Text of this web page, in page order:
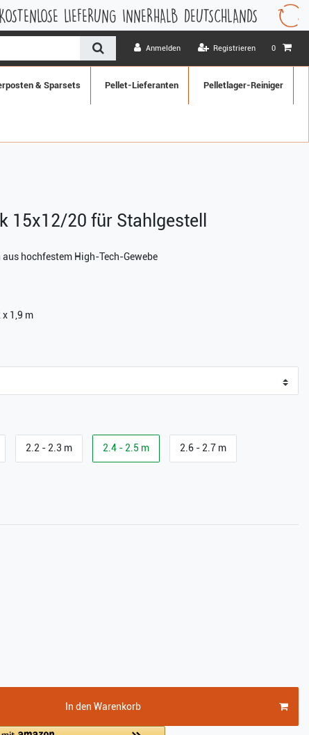
INNERHALB DEUTSCHLANDS 1 MONAT
Anmelden Registrieren 0
& Sparsets Pellet-Lieferanten Pelletlager-Reiniger
15x12/20 für Stahlgestell
hochfestem High-Tech-Gewebe
x 1,9 m
2.2 - 2.3 m 2.4 - 2.5 m 2.6 - 2.7 m
In den Warenkorb